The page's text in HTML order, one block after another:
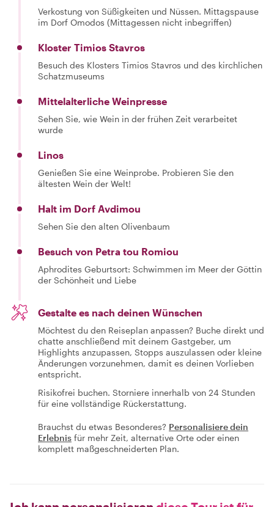
Verkostung von Süßigkeiten und Nüssen. Mittagspause
im Dorf Omodos (Mittagessen nicht inbegriffen)
Kloster Timios Stavros
Besuch des Klosters Timios Stavros und des kirchlichen
Schatzmuseums
Mittelalterliche Weinpresse
Sehen Sie, wie Wein in der frühen Zeit verarbeitet
wurde
Linos
Genießen Sie eine Weinprobe. Probieren Sie den
ältesten Wein der Welt!
Halt im Dorf Avdimou
Sehen Sie den alten Olivenbaum
Besuch von Petra tou Romiou
Aphrodites Geburtsort: Schwimmen im Meer der Göttin
der Schönheit und Liebe
Gestalte es nach deinen Wünschen
Möchtest du den Reiseplan anpassen? Buche direkt und
chatte anschließend mit deinem Gastgeber, um
Highlights anzupassen, Stopps auszulassen oder kleine
Änderungen vorzunehmen, damit es deinen Vorlieben
entspricht.
Risikofrei buchen. Storniere innerhalb von 24 Stunden
für eine vollständige Rückerstattung.
Brauchst du etwas Besonderes? Personalisiere dein
Erlebnis für mehr Zeit, alternative Orte oder einen
komplett maßgeschneiderten Plan.